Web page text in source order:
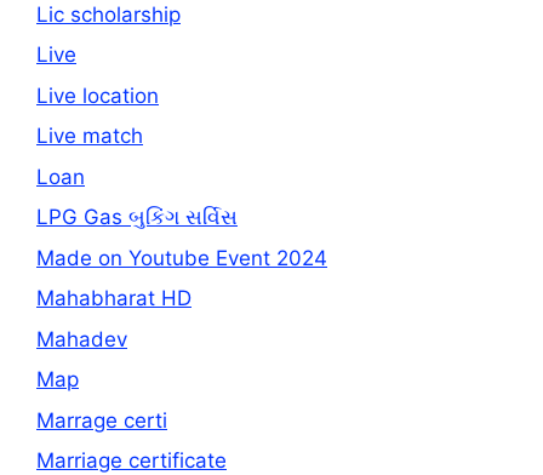
Lic scholarship
Live
Live location
Live match
Loan
LPG Gas બુકિંગ સર્વિસ
Made on Youtube Event 2024
Mahabharat HD
Mahadev
Map
Marrage certi
Marriage certificate